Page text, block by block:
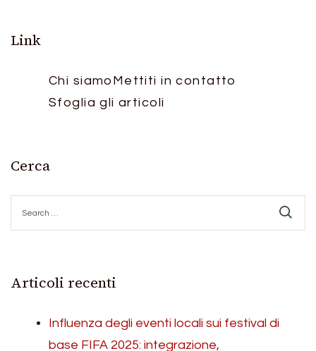
Link
Chi siamo Mettiti in contatto
Sfoglia gli articoli
Cerca
for:
Articoli recenti
Influenza degli eventi locali sui festival di
base FIFA 2025: integrazione,